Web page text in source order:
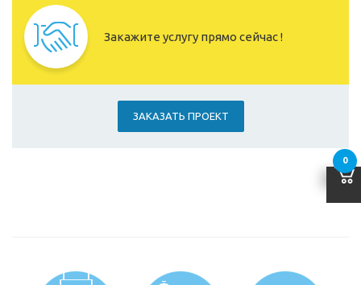
Закажите услугу прямо сейчас !
ЗАКАЗАТЬ ПРОЕКТ
0